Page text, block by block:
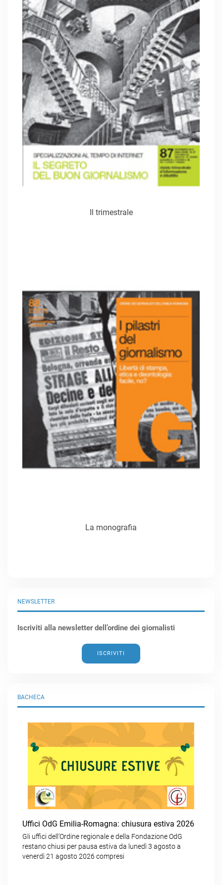
BACHECA
Uffici OdG Emilia-Romagna: chiusura estiva 2026
Gli uffici dell’Ordine regionale e della Fondazione OdG
restano chiusi per pausa estiva da lunedì 3 agosto a
venerdì 21 agosto 2026 compresi
NEWSLETTER
Iscriviti alla newsletter dell’ordine dei giornalisti
ISCRIVITI
Il trimestrale
La monografia